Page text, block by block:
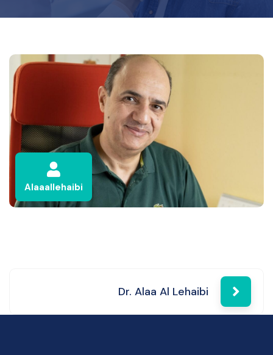
Alaaallehaibi
Dr. Alaa Al Lehaibi